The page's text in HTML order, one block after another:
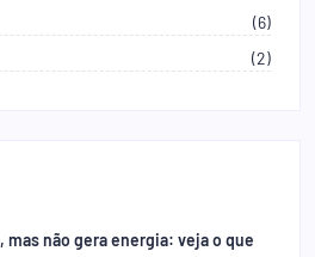
(6)
(2)
mas não gera energia: veja o que